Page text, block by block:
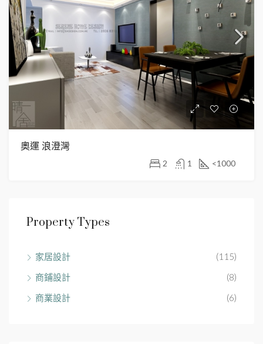
奧運 浪澄灣
2 1 <1000
Property Types
家居設計
(115)
商鋪設計
(8)
商業設計
(6)